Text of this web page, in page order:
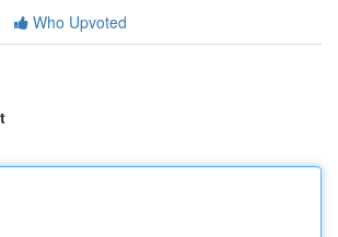
Who Upvoted